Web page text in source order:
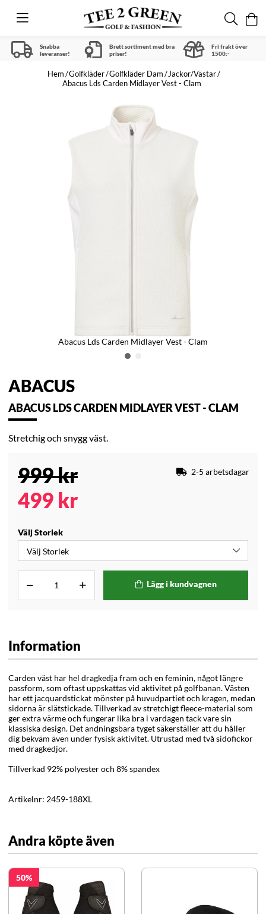
Snabba
leveranser!
Brett sortiment med bra
priser!
Fri frakt över
1500:-
Hem Golfkläder Golfkläder Dam
Jackor/Västar
Abacus Lds Carden Midlayer Vest - Clam
Abacus Lds Carden Midlayer Vest - Clam
ABACUS
ABACUS LDS CARDEN MIDLAYER VEST - CLAM
Stretchig och snygg väst.
999kr
499 kr
2-5 arbetsdagar
Välj Storlek
Lägg i kundvagnen
Information
Carden väst har hel dragkedja fram och en feminin, något längre
passform, som oftast uppskattas vid aktivitet på golfbanan. Västen
har ett jacquardstickat mönster på huvudpartiet och kragen, medan
sidorna är slätstickade. Tillverkad av stretchigt fleece-material som
ger extra värme och fungerar lika bra i vardagen tack vare sin
klassiska design. Det andningsbara tyget säkerställer att du håller
dig bekväm även under fysisk aktivitet. Utrustad med två sidofickor
med dragkedjor.
Tillverkad 92% polyester och 8% spandex
Artikelnr: 2459-188XL
Andra köpte även
50